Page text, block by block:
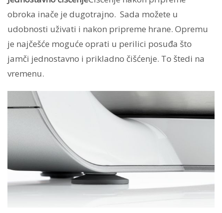
obroka inače je dugotrajno. Sada možete u
udobnosti uživati i nakon pripreme hrane. Opremu
je najčešće moguće oprati u perilici posuđa što
jamči jednostavno i prikladno čišćenje. To štedi na
vremenu.